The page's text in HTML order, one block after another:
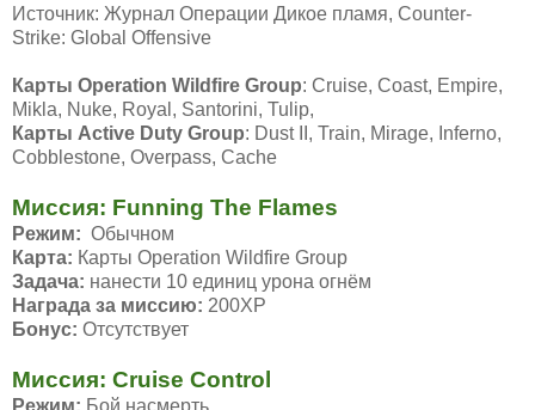
Источник: Журнал Операции Дикое пламя, Counter-
Strike: Global Offensive
Карты Operation Wildfire Group: Cruise, Coast, Empire,
Mikla, Nuke, Royal, Santorini, Tulip,
Карты Active Duty Group: Dust II, Train, Mirage, Inferno,
Cobblestone, Overpass, Cache
Миссия: Funning The Flames
Режим: Обычном
Карта: Карты Operation Wildfire Group
Задача: нанести 10 единиц урона огнём
Награда за миссию: 200ХР
Бонус: Отсутствует
Миссия: Cruise Control
Режим: Бой насмерть